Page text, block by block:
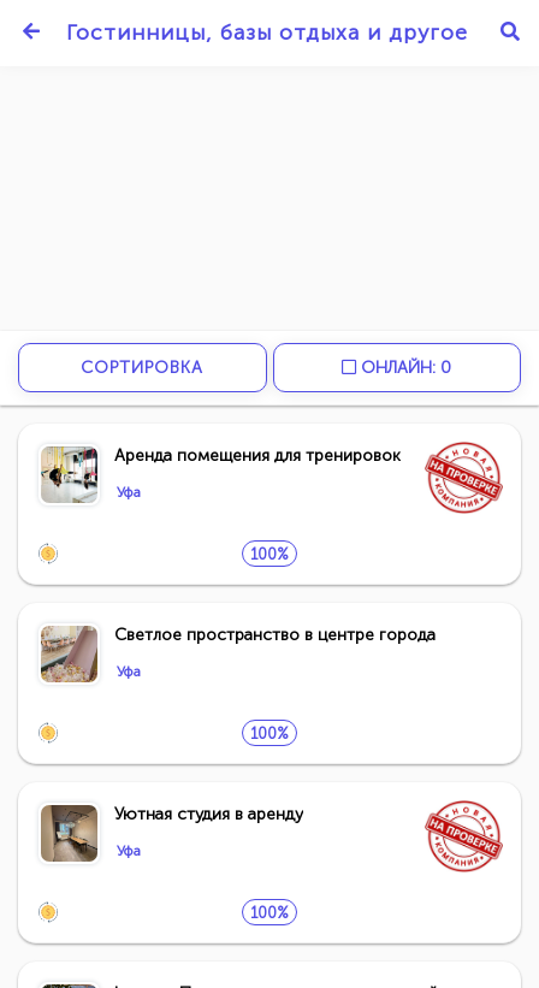
Гостинницы, базы отдыха и другое
СОРТИРОВКА ОНЛАЙН: 0
Аренда помещения для тренировок
Уфа
100%
Светлое пространство в центре города
Уфа
100%
Уютная студия в аренду
Уфа
100%